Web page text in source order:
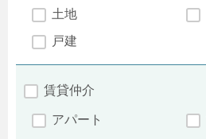
土地
戸建
賃貸仲介
アパート